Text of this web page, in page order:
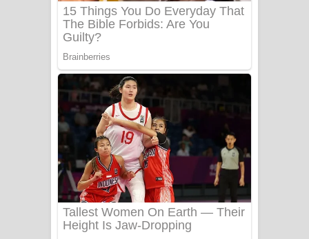
Apa Hamuwee Song Lyrics - අප හමුවී
PATHINIYE Song Lyrics - පතිනියනේ
ගීතයේ පද පෙළ
Sorry Sir Song Lyrics - සොරි සර්
ගීතයේ පද පෙළ
Mathaka Aluthin Liyanna Song Lyrics
- මතක අලුතින් ලියන්න ගීතයේ පද පෙළ